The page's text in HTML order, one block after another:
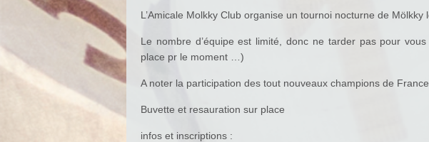
L’Amicale Molkky Club organise un tournoi nocturne de Mölkky
Le nombre d’équipe est limité, donc ne tarder pas pour
place pr le moment …)
A noter la participation des tout nouveaux champions de
Buvette et resauration sur place
infos et inscriptions :